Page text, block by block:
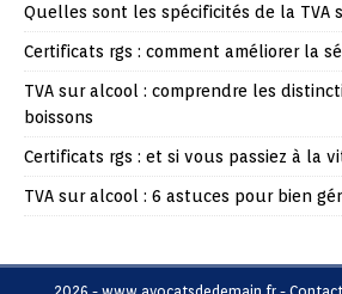
Quelles sont les spécificités de la TVA
Certificats rgs : comment améliorer la
TVA sur alcool : comprendre les
boissons
Certificats rgs : et si vous passiez à la
TVA sur alcool : 6 astuces pour bien
2026 - www.avocatsdedemain.fr -